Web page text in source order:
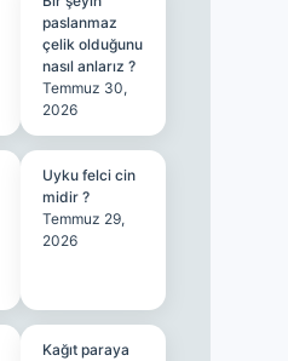
paslanmaz
çelik olduğunu
nasıl anlarız ?
Temmuz 30,
2026
Uyku felci cin
midir ?
Temmuz 29,
2026
Kağıt paraya